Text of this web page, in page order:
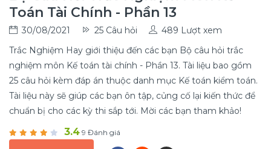
Toán Tài Chính - Phần 13
30/08/2021 25 Câu hỏi
489 Lượt xem
Trắc Nghiệm Hay giới thiệu đến các bạn Bộ câu hỏi trắc
nghiệm môn Kế toán tài chính - Phần 13. Tài liệu bao gồm
25 câu hỏi kèm đáp án thuộc danh mục Kế toán kiểm toán.
Tài liệu này sẽ giúp các bạn ôn tập, củng cố lại kiến thức để
chuẩn bị cho các kỳ thi sắp tới. Mời các bạn tham khảo!
3.4 9 Đánh giá